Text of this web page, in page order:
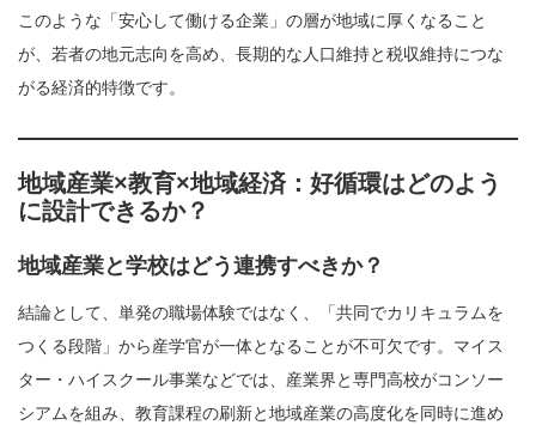
このような「安心して働ける企業」の層が地域に厚くなること
が、若者の地元志向を高め、長期的な人口維持と税収維持につな
がる経済的特徴です。
地域産業×教育×地域経済：好循環はどのよう
に設計できるか？
地域産業と学校はどう連携すべきか？
結論として、単発の職場体験ではなく、「共同でカリキュラムを
つくる段階」から産学官が一体となることが不可欠です。マイス
ター・ハイスクール事業などでは、産業界と専門高校がコンソー
シアムを組み、教育課程の刷新と地域産業の高度化を同時に進め